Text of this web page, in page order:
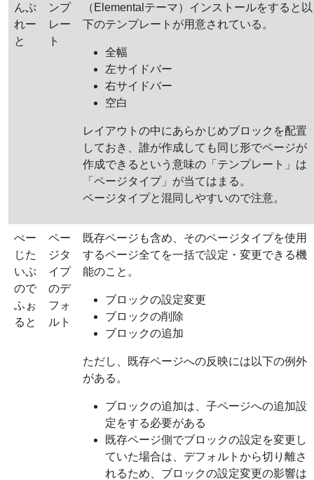
んぷ
れー
と
ンプ
レー
ト
（Elementalテーマ）インストールをすると以
下のテンプレートが用意されている。
全幅
左サイドバー
右サイドバー
空白
レイアウトの中にあらかじめブロックを配置
しておき、誰が作成しても同じ形でページが
作成できるという意味の「テンプレート」は
「ページタイプ」が当てはまる。
ページタイプと混同しやすいので注意。
ぺー
じた
いぷ
ので
ふぉ
ると
ペー
ジタ
イプ
のデ
フォ
ルト
既存ページも含め、そのページタイプを使用
するページ全てを一括で設定・変更できる機
能のこと。
ブロックの設定変更
ブロックの削除
ブロックの追加
ただし、既存ページへの反映には以下の例外
がある。
ブロックの追加は、子ページへの追加設
定をする必要がある
既存ページ側でブロックの設定を変更し
ていた場合は、デフォルトから切り離さ
れるため、ブロックの設定変更の影響は